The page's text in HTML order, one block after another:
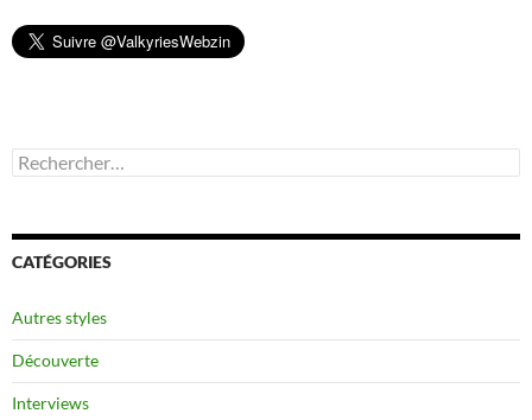
Rechercher :
CATÉGORIES
Autres styles
Découverte
Interviews